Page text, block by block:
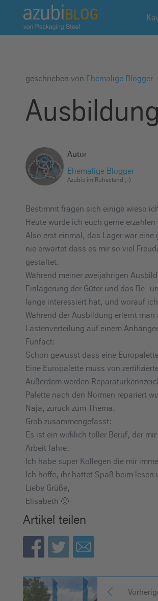
A
z
u
b
g
s
s
e
n
geschrieben von Ehemalige Blogger
Autor
Ehemalige Blogger
Azubis im Ruhestand ;-)
Bestimmt fragen sich einige wieso
Heute würde ich euch gerne
Also erst einmal, das Lager war
nie erwartet dass es mir so viel
gestaltet.
Während meiner zweijährigen
Einlagerung der Güter und das Be-
lange interessiert hat, und worauf
Während der Ausbildung erlernt
Lastenverteilung auf einem
Funfact:
Schon gewusst dass eine
Eine Europalette muss von
Außerdem werden
Palette nach den Normen repariert
Naja, zurück zum Thema.
Grob zusammengefasst:
Es ist ein wirklich toller Beruf, der
Arbeit fahre.
Ich habe super Kollegen die mir
Ich hoffe, ihr hattet Spaß beim
Liebe Grüße,
Elisabeth 🙂
Artikel teilen